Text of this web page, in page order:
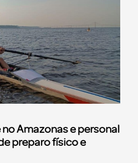
Amazonas e personal
preparo físico e